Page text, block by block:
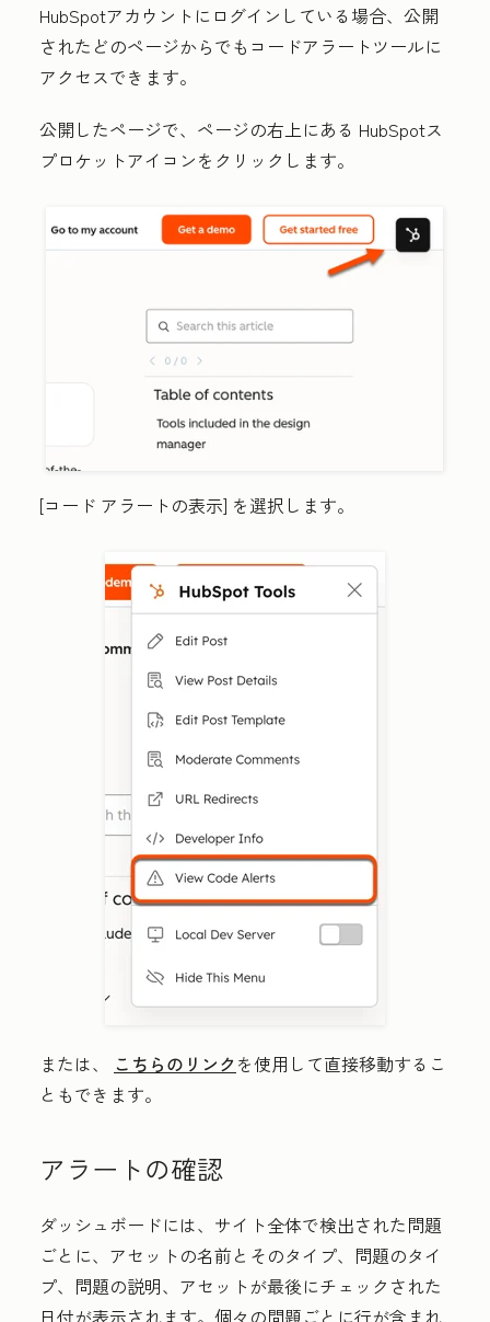
HubSpotアカウントにログインしている場合、公開
されたどのページからでもコードアラートツールに
アクセスできます。
公開したページで、ページの右上にある HubSpotス
プロケットアイコンをクリックします。
[コード アラートの表示] を選択します。
または、 こちらのリンクを使用して直接移動するこ
ともできます。
アラートの確認
ダッシュボードには、サイト全体で検出された問題
ごとに、アセットの名前とそのタイプ、問題のタイ
プ、問題の説明、アセットが最後にチェックされた
日付が表示されます。個々の問題ごとに行が含まれ